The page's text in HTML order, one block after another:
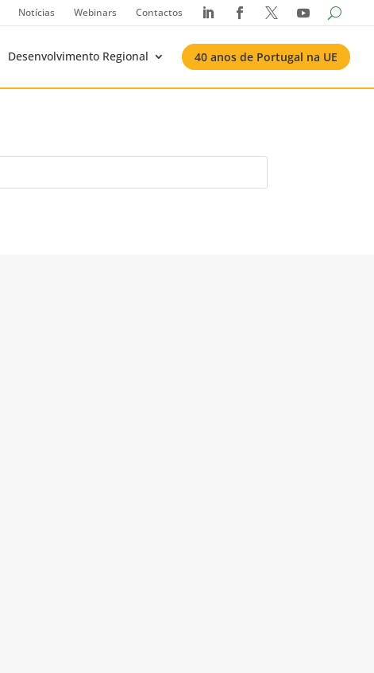
Notícias Webinars Contactos    
Desenvolvimento Regional 40 anos de Portugal na UE